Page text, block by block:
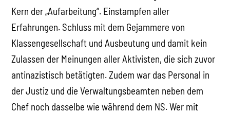
Kern der „Aufarbeitung“. Einstampfen aller
Erfahrungen. Schluss mit dem Gejammere von
Klassengesellschaft und Ausbeutung und damit kein
Zulassen der Meinungen aller Aktivisten, die sich zuvor
antinazistisch betätigten. Zudem war das Personal in
der Justiz und die Verwaltungsbeamten neben dem
Chef noch dasselbe wie während dem NS. Wer mit